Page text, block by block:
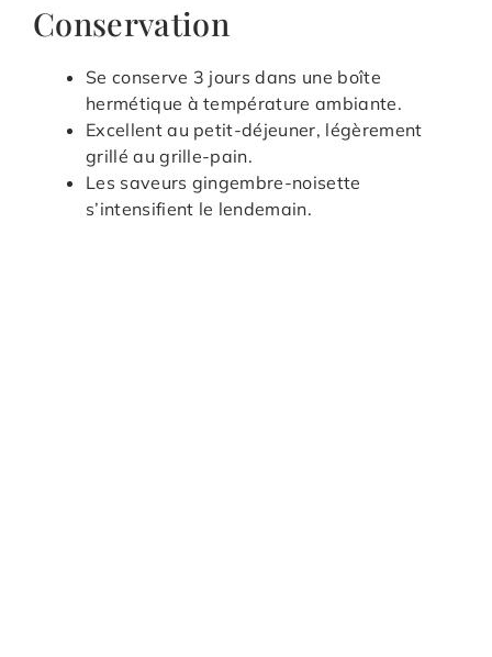
Conservation
Se conserve 3 jours dans une boîte
hermétique à température ambiante.
Excellent au petit-déjeuner, légèrement
grillé au grille-pain.
Les saveurs gingembre-noisette
s’intensifient le lendemain.